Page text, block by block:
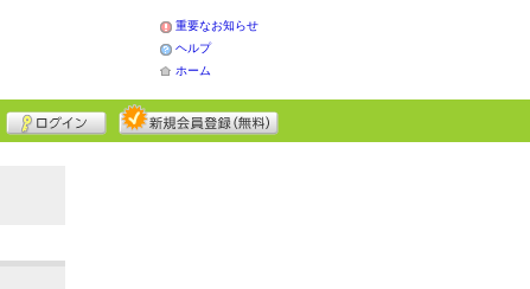
重要なお知らせ
ヘルプ
ホーム